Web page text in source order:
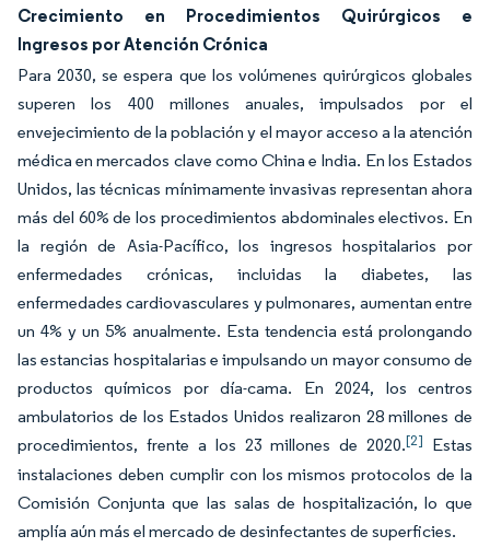
Crecimiento en Procedimientos Quirúrgicos e
Ingresos por Atención Crónica
Para 2030, se espera que los volúmenes quirúrgicos globales
superen los 400 millones anuales, impulsados por el
envejecimiento de la población y el mayor acceso a la atención
médica en mercados clave como China e India. En los Estados
Unidos, las técnicas mínimamente invasivas representan ahora
más del 60% de los procedimientos abdominales electivos. En
la región de Asia-Pacífico, los ingresos hospitalarios por
enfermedades crónicas, incluidas la diabetes, las
enfermedades cardiovasculares y pulmonares, aumentan entre
un 4% y un 5% anualmente. Esta tendencia está prolongando
las estancias hospitalarias e impulsando un mayor consumo de
productos químicos por día-cama. En 2024, los centros
ambulatorios de los Estados Unidos realizaron 28 millones de
procedimientos, frente a los 23 millones de 2020.[2] Estas
instalaciones deben cumplir con los mismos protocolos de la
Comisión Conjunta que las salas de hospitalización, lo que
amplía aún más el mercado de desinfectantes de superficies.